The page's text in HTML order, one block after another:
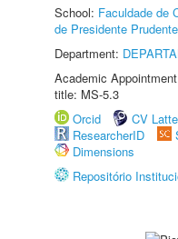
School: Faculdade de
de Presidente
Department:
Academic
title: MS-5.3
Orcid
CV
ResearcherID
Dimensions
Repositório